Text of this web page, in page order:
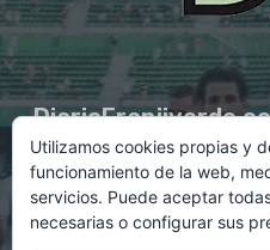
información
Contacto en:
Utilizamos cookies propias y
funcionamiento de la web,
servicios. Puede aceptar
necesarias o configurar sus